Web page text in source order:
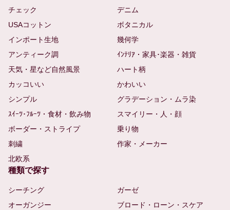
チェック
デニム
USAコットン
ボタニカル
インポート生地
幾何学
アンティーク調
ｲﾝﾃﾘｱ・家具･楽器・雑貨
天気・星など自然風景
ハート柄
カッコいい
かわいい
シンプル
グラデーション・ムラ染
ｽｲｰﾂ･ﾌﾙｰﾂ・食材・飲み物
スマイリー・人・顔
ボーダー・ストライプ
乗り物
刺繍
作家・メーカー
北欧系
種類で探す
シーチング
ガーゼ
オーガンジー
ブロード・ローン・スケア